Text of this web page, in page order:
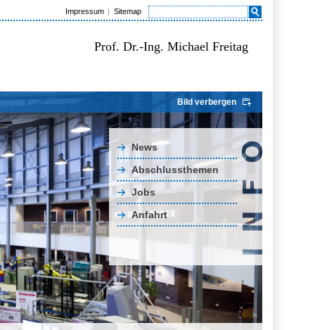
Impressum Sitemap
Prof. Dr.-Ing. Michael Freitag
Bild verbergen
News
Abschlussthemen
Jobs
Anfahrt